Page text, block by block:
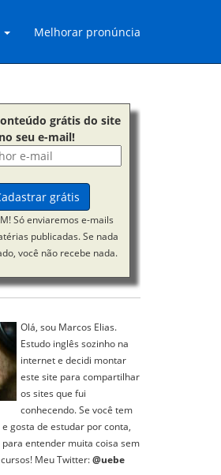
Melhorar pronúncia
grátis do site
no seu e-mail!
Só enviaremos e-mails
publicadas. Se nada
você não recebe nada.
Olá, sou Marcos Elias.
Estudo inglês sozinho na
internet e decidi montar
este site para compartilhar
os sites que fui
conhecendo. Se você tem
gosta de estudar por conta,
para entender muita coisa sem
Meu Twitter:@uebe